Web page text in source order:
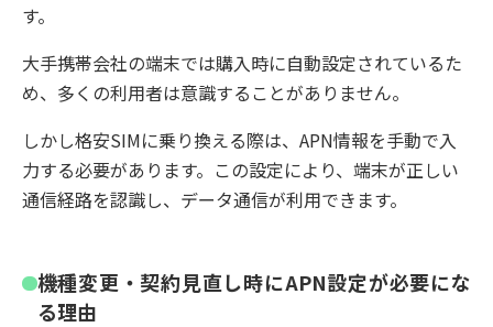
す。
大手携帯会社の端末では購入時に自動設定されているた
め、多くの利用者は意識することがありません。
しかし格安SIMに乗り換える際は、APN情報を手動で入
力する必要があります。この設定により、端末が正しい
通信経路を認識し、データ通信が利用できます。
機種変更・契約見直し時にAPN設定が必要にな
る理由